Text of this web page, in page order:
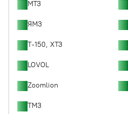
МТЗ
ЯМЗ
Т-150, ХТЗ
LOVOL
Zoomlion
ТМЗ